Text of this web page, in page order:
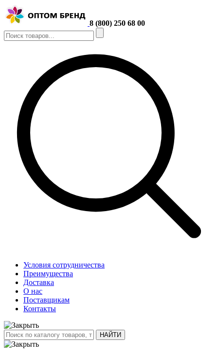
8 (800) 250 68 00
Условия сотрудничества
Преимущества
Доставка
О нас
Поставщикам
Контакты